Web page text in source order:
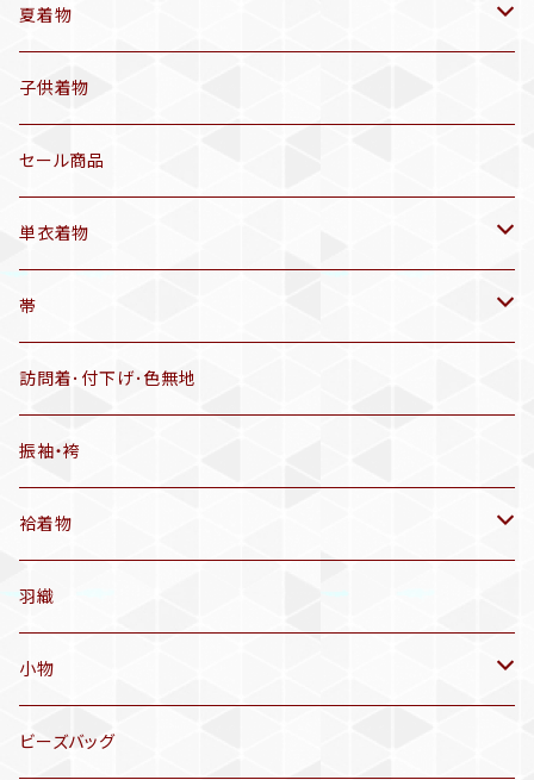
袷着物(10〜5月頃)
セオα 着物(5〜9月頃)
三分紐
帯揚げ
羽織
半幅帯
有松絞り浴衣(6～9月頃)
夏着物
アンティーク着物
リサイクル着物
子供着物
セール商品
単衣着物
アンティーク着物
リサイクル着物
帯
リサイクル帯
アンティーク帯
アンティーク仕立てかえ帯
名古屋帯
洒落袋帯
袋帯
訪問着･付下げ･色無地
振袖・袴
袷着物
アンティーク着物
リサイクル着物
訪問着、付下げ、色無地
羽織
小物
帯揚げ
ビーズバッグ